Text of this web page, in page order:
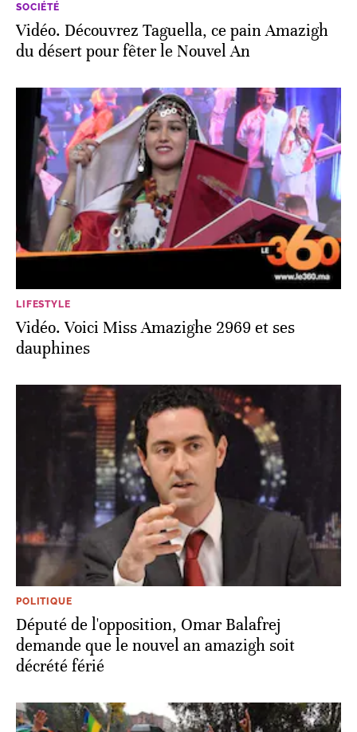
SOCIÉTÉ
Vidéo. Découvrez Taguella, ce pain Amazigh
du désert pour fêter le Nouvel An
LIFESTYLE
Vidéo. Voici Miss Amazighe 2969 et ses
dauphines
POLITIQUE
Député de l'opposition, Omar Balafrej
demande que le nouvel an amazigh soit
décrété férié